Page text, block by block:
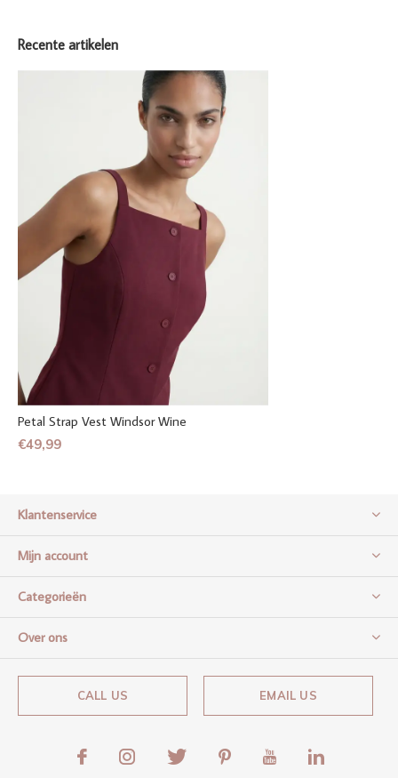
Recente artikelen
Petal Strap Vest Windsor Wine
€49,99
Klantenservice
Mijn account
Categorieën
Over ons
CALL US EMAIL US